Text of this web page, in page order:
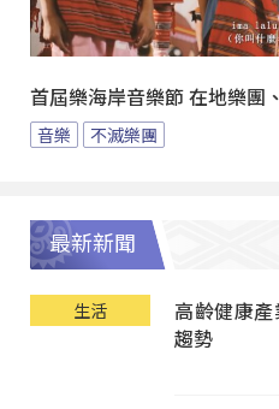
首屆樂海岸音樂節 在地樂團
音樂 不滅樂團
最新新聞
生活
高齡健康
趨勢